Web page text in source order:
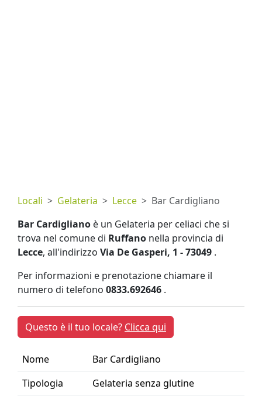
Locali Gelateria Lecce
Bar Cardigliano
Bar Cardigliano è un Gelateria per celiaci che si
trova nel comune di Ruffano nella provincia di
Lecce, all'indirizzo Via De Gasperi, 1 - 73049 .
Per informazioni e prenotazione chiamare il
numero di telefono 0833.692646 .
Questo è il tuo locale? Clicca qui
Nome
Bar Cardigliano
Tipologia
Gelateria senza glutine